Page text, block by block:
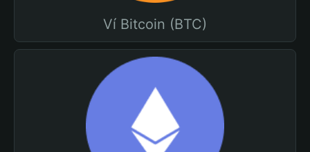
Ví Bitcoin (BTC)